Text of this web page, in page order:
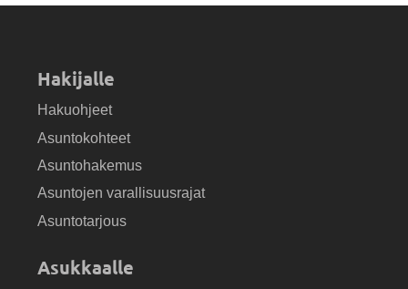
Hakijalle
Hakuohjeet
Asuntokohteet
Asuntohakemus
Asuntojen varallisuusrajat
Asuntotarjous
Asukkaalle